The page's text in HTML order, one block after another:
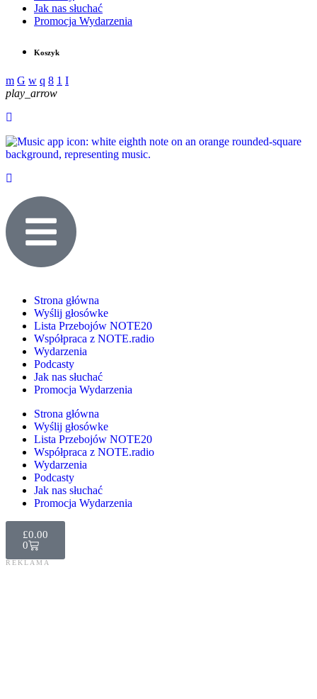
Jak nas słuchać
Promocja Wydarzenia
Koszyk
play_arrow
Strona główna
Wyślij głosówke
Lista Przebojów NOTE20
Współpraca z NOTE.radio
Wydarzenia
Podcasty
Jak nas słuchać
Promocja Wydarzenia
Strona główna
Wyślij głosówke
Lista Przebojów NOTE20
Współpraca z NOTE.radio
Wydarzenia
Podcasty
Jak nas słuchać
Promocja Wydarzenia
£0.00
0